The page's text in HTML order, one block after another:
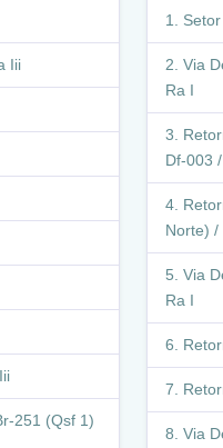
Iii
251 (Qsf 1)
Via
Ra I
Df-003
Norte) /
Via
Ra I
Via